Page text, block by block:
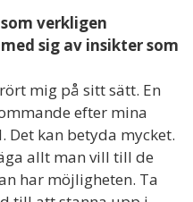
verkligen
sig av insikter som
mig på sitt sätt. En
efter mina
kan betyda mycket.
allt man vill till de
har möjligheten. Ta